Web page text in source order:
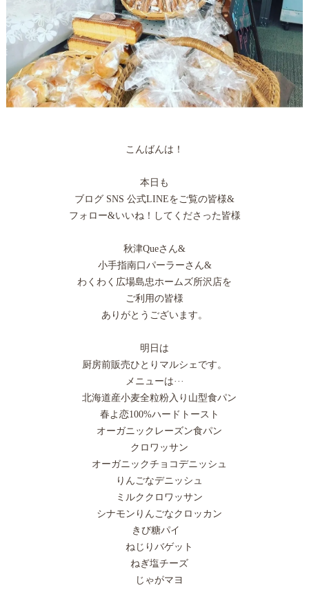
こんばんは！
本日も
ブログ SNS 公式LINEをご覧の皆様&
フォロー&いいね！してくださった皆様
秋津Queさん&
小手指南口パーラーさん&
わくわく広場島忠ホームズ所沢店を
ご利用の皆様
ありがとうございます。
明日は
厨房前販売ひとりマルシェです。
メニューは···
北海道産小麦全粒粉入り山型食パン
春よ恋100%ハードトースト
オーガニックレーズン食パン
クロワッサン
オーガニックチョコデニッシュ
りんごなデニッシュ
ミルククロワッサン
シナモンりんごなクロッカン
きび糖パイ
ねじりバゲット
ねぎ塩チーズ
じゃがマヨ